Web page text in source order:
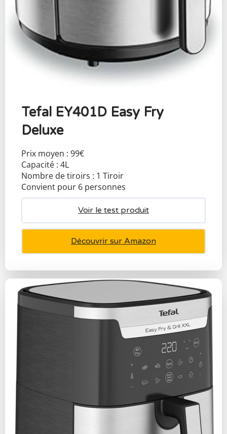
Tefal EY401D Easy Fry
Deluxe
Prix moyen : 99€
Capacité : 4L
Nombre de tiroirs : 1 Tiroir
Convient pour 6 personnes
Voir le test produit
Découvrir sur Amazon